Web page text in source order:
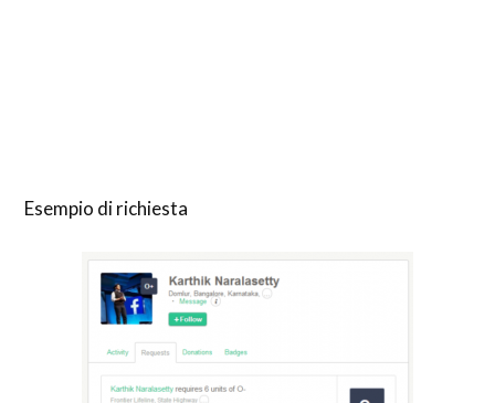
Esempio di richiesta